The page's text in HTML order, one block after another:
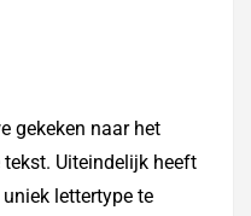
gekeken naar het
Uiteindelijk heeft
lettertype te